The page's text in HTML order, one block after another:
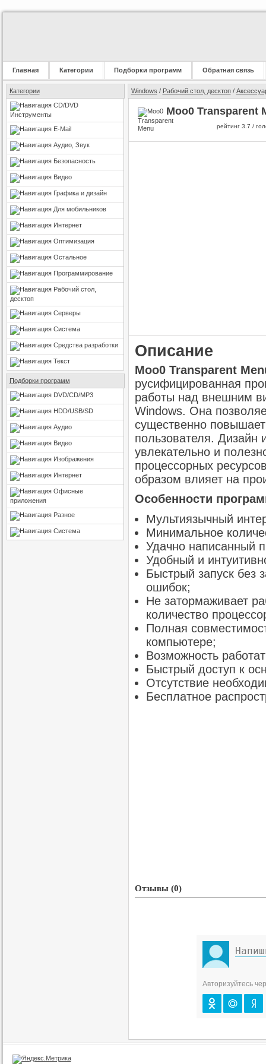
Главная Категории Подборки программ Обратная связь
Категории
CD/DVD
Инструменты
E-Mail
Аудио, Звук
Безопасность
Видео
Графика и дизайн
Для мобильников
Интернет
Оптимизация
Остальное
Программирование
Рабочий стол,
десктоп
Серверы
Система
Средства разработки
Текст
Подборки программ
DVD/CD/MP3
HDD/USB/SD
Аудио
Видео
Изображения
Интернет
Офисные
приложения
Разное
Система
Windows / Рабочий стол, десктоп/
Moo0 Transparent
рейтинг 3.7 /
Описание
Moo0 Transparent
русифицированная
работы над внешним
Windows. Она
существенно
пользователя. Дизайн
увлекательно и
процессорных
образом влияет на
Особенности
Мультиязычный
Минимальное
Удачно написанный
Удобный и
Быстрый запуск без
ошибок;
Не затормаживает
количество
Полная
компьютере;
Возможность
Быстрый доступ к
Отсутствие
Бесплатное
Отзывы (0)
Авторизуйтесь